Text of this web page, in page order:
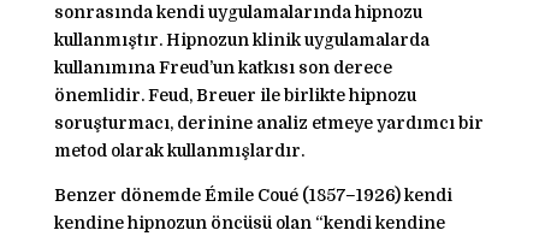
sonrasında kendi uygulamalarında hipnozu
kullanmıştır. Hipnozun klinik uygulamalarda
kullanımına Freud’un katkısı son derece
önemlidir. Feud, Breuer ile birlikte hipnozu
soruşturmacı, derinine analiz etmeye yardımcı bir
metod olarak kullanmışlardır.
Benzer dönemde Émile Coué (1857–1926) kendi
kendine hipnozun öncüsü olan “kendi kendine